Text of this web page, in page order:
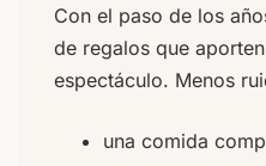
Con el paso de los
de regalos que
espectáculo. Menos
una comida